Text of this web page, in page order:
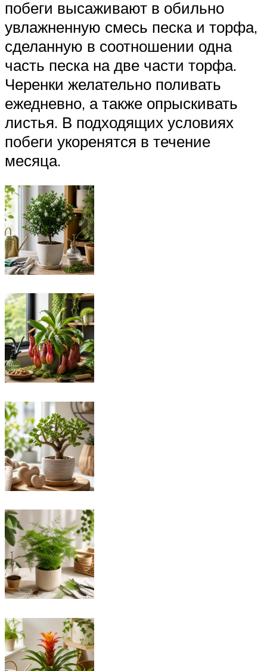
побеги высаживают в обильно
увлажненную смесь песка и торфа,
сделанную в соотношении одна
часть песка на две части торфа.
Черенки желательно поливать
ежедневно, а также опрыскивать
листья. В подходящих условиях
побеги укоренятся в течение
месяца.